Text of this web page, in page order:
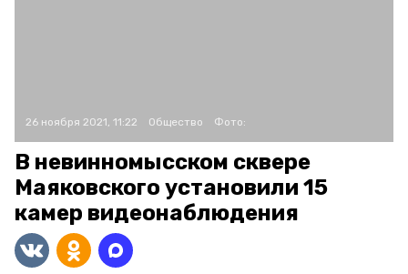
26 ноября 2021, 11:22 Общество Фото:
В невинномысском сквере
Маяковского установили 15
камер видеонаблюдения